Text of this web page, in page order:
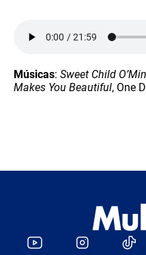
Músicas: Sweet Child
Makes You Beautiful, One